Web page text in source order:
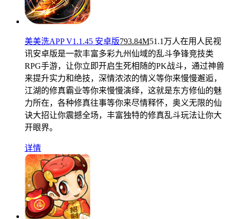
美美洗APP V1.1.45 安卓版793.84M51.1万人在用 人民视
讯安卓版是一款丰富多彩九州仙域的乱斗争锋竞技类
RPG手游，让你立即开启生死相随的PK战斗，通过神兽
来提升实力和绝技，深情浓浓的情义等你来慢慢邂逅，
江湖的修真霸业等你来慢慢演绎，这就是东方修仙的魅
力所在，各种修真往事等你来尽情释怀，奥义无限的仙
诀大招让你震撼全场，丰富独特的修真乱斗玩法让你大
开眼界。
详情